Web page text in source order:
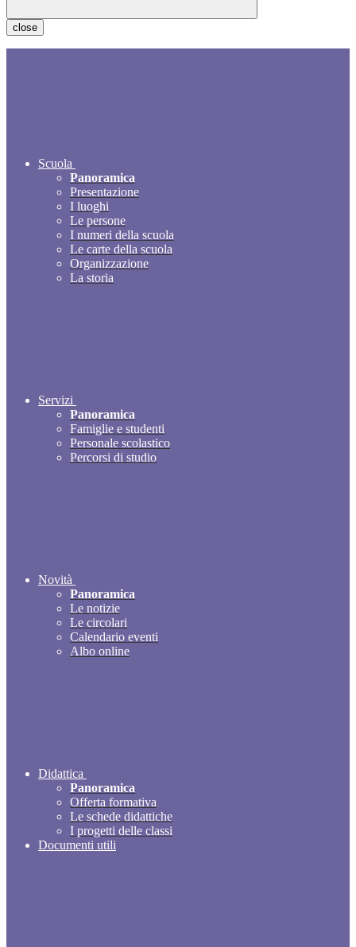
close
Scuola
Panoramica
Presentazione
I luoghi
Le persone
I numeri della scuola
Le carte della scuola
Organizzazione
La storia
Servizi
Panoramica
Famiglie e studenti
Personale scolastico
Percorsi di studio
Novità
Panoramica
Le notizie
Le circolari
Calendario eventi
Albo online
Didattica
Panoramica
Offerta formativa
Le schede didattiche
I progetti delle classi
Documenti utili